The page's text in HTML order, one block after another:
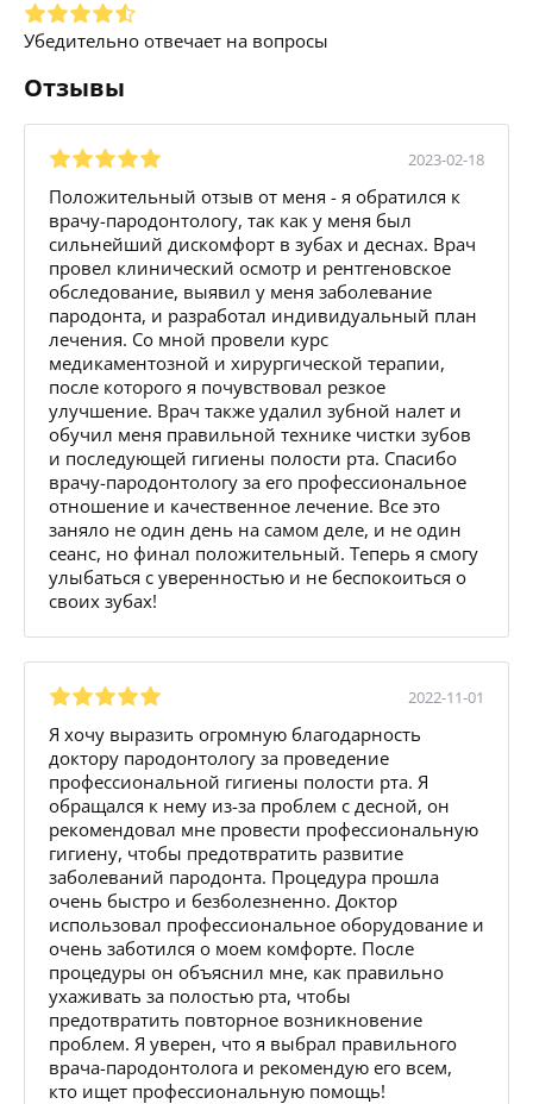
Убедительно отвечает на вопросы
Отзывы
2023-02-18
Положительный отзыв от меня - я обратился к
врачу-пародонтологу, так как у меня был
сильнейший дискомфорт в зубах и деснах. Врач
провел клинический осмотр и рентгеновское
обследование, выявил у меня заболевание
пародонта, и разработал индивидуальный план
лечения. Со мной провели курс
медикаментозной и хирургической терапии,
после которого я почувствовал резкое
улучшение. Врач также удалил зубной налет и
обучил меня правильной технике чистки зубов
и последующей гигиены полости рта. Спасибо
врачу-пародонтологу за его профессиональное
отношение и качественное лечение. Все это
заняло не один день на самом деле, и не один
сеанс, но финал положительный. Теперь я смогу
улыбаться с уверенностью и не беспокоиться о
своих зубах!
2022-11-01
Я хочу выразить огромную благодарность
доктору пародонтологу за проведение
профессиональной гигиены полости рта. Я
обращался к нему из-за проблем с десной, он
рекомендовал мне провести профессиональную
гигиену, чтобы предотвратить развитие
заболеваний пародонта. Процедура прошла
очень быстро и безболезненно. Доктор
использовал профессиональное оборудование и
очень заботился о моем комфорте. После
процедуры он объяснил мне, как правильно
ухаживать за полостью рта, чтобы
предотвратить повторное возникновение
проблем. Я уверен, что я выбрал правильного
врача-пародонтолога и рекомендую его всем,
кто ищет профессиональную помощь!